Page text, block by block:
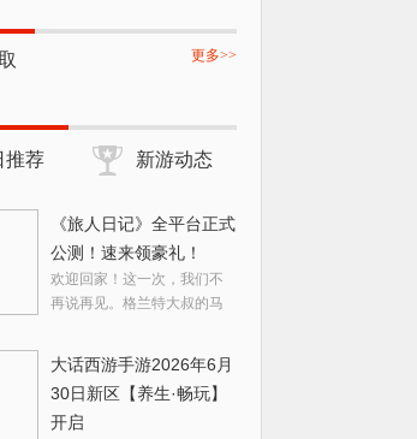
更多>>
推荐 新游动态
《旅人日记》全平台正式
公测！速来领豪礼！
欢迎回家！这一次，我们不
再说再见。格兰特大叔的马
啦。公测即正式版本，所有
角色、道具、进度永久保
留。
大话西游手游2026年6月
30日新区【养生·畅玩】
开启